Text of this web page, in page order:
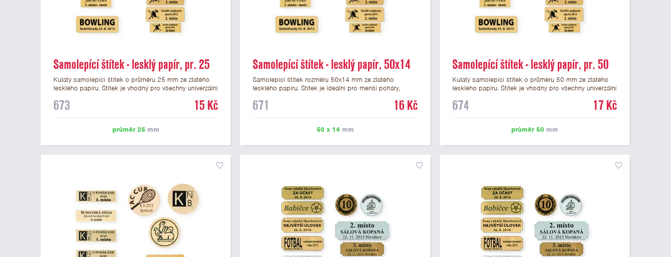
Samolepící štítek - lesklý papír, pr. 25
mm
Kulatý samolepicí štítek o průměru 25 mm ze zlatého
lesklého papíru. Štítek je vhodný pro všechny univerzální
emblém o průměru 25 mm. Na štítek je možné
přiložit v prvním kroku objednávky.
673 15 Kč
průměr 25mm
Samolepící štítek - lesklý papír, 50x14
mm
Samolepicí štítek rozměru 50x14 mm ze zlatého
lesklého papíru. Štítek je ideální pro menší poháry,
možné vytisknout libovolné logo nebo text. U textu
pro výrobu štítku je možné přiložit v prvním kroku
671 16 Kč
50 x 14mm
Samolepící štítek - lesklý papír, pr. 50
mm
Kulatý samolepicí štítek o průměru 50 mm ze zlatého
lesklého papíru. Štítek je vhodný pro všechny univerzální
emblém o průměru 50 mm. Na štítek je možné
přiložit v prvním kroku objednávky.
674 17 Kč
průměr 50mm